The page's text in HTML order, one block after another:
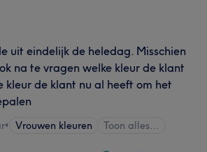
uit eindelijk de heledag. Misschien
na te vragen welke kleur de klant
kleur de klant nu al heeft om het
• Vrouwen kleuren Toon alles…